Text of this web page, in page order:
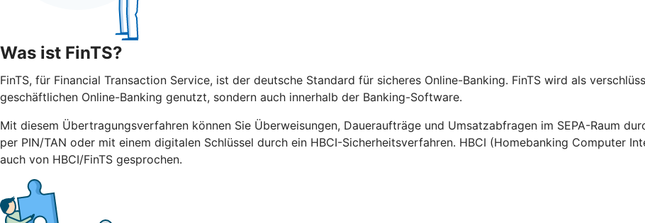
Was ist FinTS?
FinTS, für Financial Transaction Service, ist der deutsche Standard für sicheres Online-Banking. FinTS wird als
geschäftlichen Online-Banking genutzt, sondern auch innerhalb der Banking-Software.
Mit diesem Übertragungsverfahren können Sie Überweisungen, Daueraufträge und Umsatzabfragen im SEPA-Raum
per PIN/TAN oder mit einem digitalen Schlüssel durch ein HBCI-Sicherheitsverfahren. HBCI (Homebanking Computer
auch von HBCI/FinTS gesprochen.